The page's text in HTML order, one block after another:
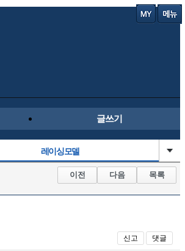
글쓰기
레이싱모델
직찍/특종
군사/무기
이전 다음 목록
신고 댓글